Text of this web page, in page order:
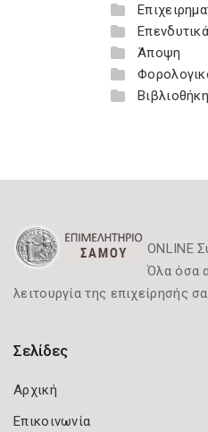
Άποψη
ONLINE
Όλα όσα
λειτουργία της επιχείρησής
Σελίδες
Αρχική
Επικοινωνία